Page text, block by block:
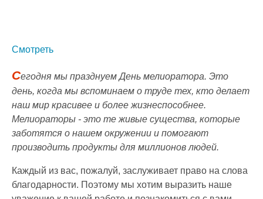
Смотреть
Сегодня мы празднуем День мелиоратора. Это
день, когда мы вспоминаем о труде тех, кто делает
наш мир красивее и более жизнеспособнее.
Мелиораторы - это те живые существа, которые
заботятся о нашем окружении и помогают
производить продукты для миллионов людей.
Каждый из вас, пожалуй, заслуживает право на слова
благодарности. Поэтому мы хотим выразить наше